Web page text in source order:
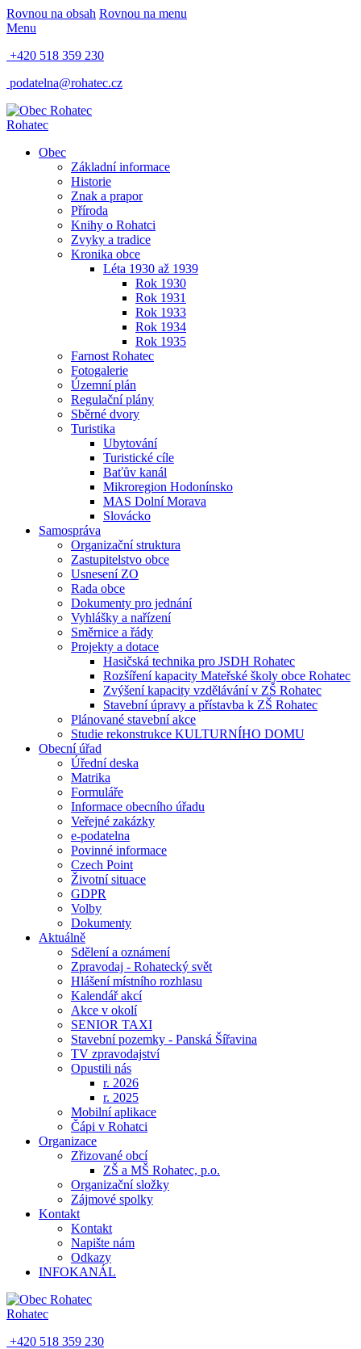
Rovnou na obsah Rovnou na menu
Menu
+420 518 359 230
podatelna@rohatec.cz
Rohatec
Obec
Základní informace
Historie
Znak a prapor
Příroda
Knihy o Rohatci
Zvyky a tradice
Kronika obce
Léta 1930 až 1939
Rok 1930
Rok 1931
Rok 1933
Rok 1934
Rok 1935
Farnost Rohatec
Fotogalerie
Územní plán
Regulační plány
Sběrné dvory
Turistika
Ubytování
Turistické cíle
Baťův kanál
Mikroregion Hodonínsko
MAS Dolní Morava
Slovácko
Samospráva
Organizační struktura
Zastupitelstvo obce
Usnesení ZO
Rada obce
Dokumenty pro jednání
Vyhlášky a nařízení
Směrnice a řády
Projekty a dotace
Hasičská technika pro JSDH Rohatec
Rozšíření kapacity Mateřské školy obce Rohatec
Zvýšení kapacity vzdělávání v ZŠ Rohatec
Stavební úpravy a přístavba k ZŠ Rohatec
Plánované stavební akce
Studie rekonstrukce KULTURNÍHO DOMU
Obecní úřad
Úřední deska
Matrika
Formuláře
Informace obecního úřadu
Veřejné zakázky
e-podatelna
Povinné informace
Czech Point
Životní situace
GDPR
Volby
Dokumenty
Aktuálně
Sdělení a oznámení
Zpravodaj - Rohatecký svět
Hlášení místního rozhlasu
Kalendář akcí
Akce v okolí
SENIOR TAXI
Stavební pozemky - Panská Šířavina
TV zpravodajství
Opustili nás
r. 2026
r. 2025
Mobilní aplikace
Čápi v Rohatci
Organizace
Zřizované obcí
ZŠ a MŠ Rohatec, p.o.
Organizační složky
Zájmové spolky
Kontakt
Kontakt
Napište nám
Odkazy
INFOKANÁL
Rohatec
+420 518 359 230